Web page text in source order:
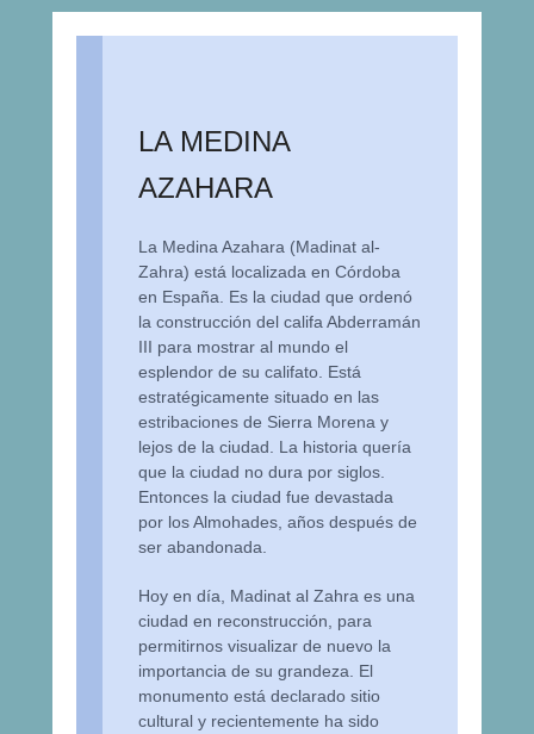
LA MEDINA
AZAHARA
La Medina Azahara (Madinat al-
Zahra) está localizada en Córdoba
en España. Es la ciudad que ordenó
la construcción del califa Abderramán
III para mostrar al mundo el
esplendor de su califato. Está
estratégicamente situado en las
estribaciones de Sierra Morena y
lejos de la ciudad. La historia quería
que la ciudad no dura por siglos.
Entonces la ciudad fue devastada
por los Almohades, años después de
ser abandonada.
Hoy en día, Madinat al Zahra es una
ciudad en reconstrucción, para
permitirnos visualizar de nuevo la
importancia de su grandeza. El
monumento está declarado sitio
cultural y recientemente ha sido